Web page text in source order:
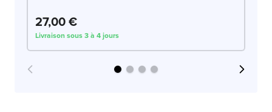
27,00 €
Livraison sous 3 à 4 jours